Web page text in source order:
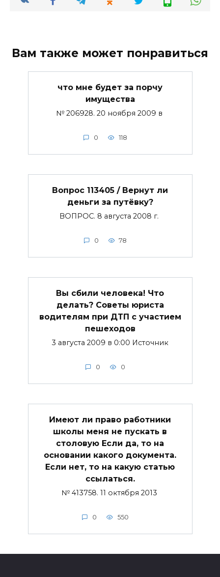
Вам также может понравиться
что мне будет за порчу
имущества
№ 206928. 20 ноября 2009 в
0 118
Вопрос 113405 / Вернут ли
деньги за путёвку?
ВОПРОС. 8 августа 2008 г.
0 78
Вы сбили человека! Что
делать? Советы юриста
водителям при ДТП с участием
пешеходов
3 августа 2009 в 0:00 Источник
0 0
Имеют ли право работники
школы меня не пускать в
столовую Если да, то на
основании какого документа.
Если нет, то на какую статью
ссылаться.
№ 413758. 11 октября 2013
0 550